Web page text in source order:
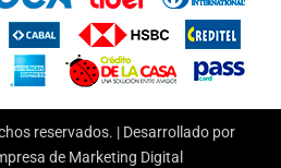
reservados. | Desarrollado por
de Marketing Digital